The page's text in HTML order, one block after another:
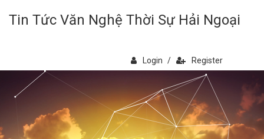
Tin Tức Văn Nghệ Thời Sự Hải Ngoại
Login / Register